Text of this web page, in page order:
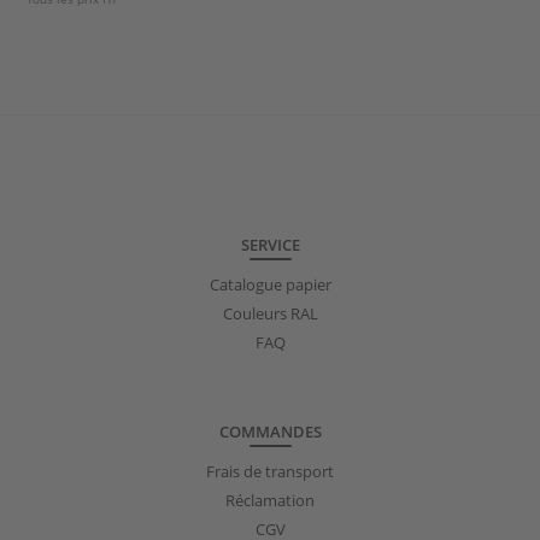
SERVICE
Catalogue papier
Couleurs RAL
FAQ
COMMANDES
Frais de transport
Réclamation
CGV